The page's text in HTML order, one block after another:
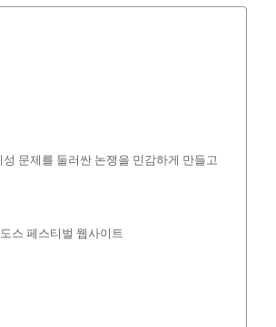
문제를 둘러싼 논쟁을 민감하게 만들고
스 페스티벌 웹사이트